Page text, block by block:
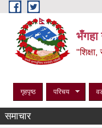
Skip to main content
गृहपृष्ठ परिचय
समाचार